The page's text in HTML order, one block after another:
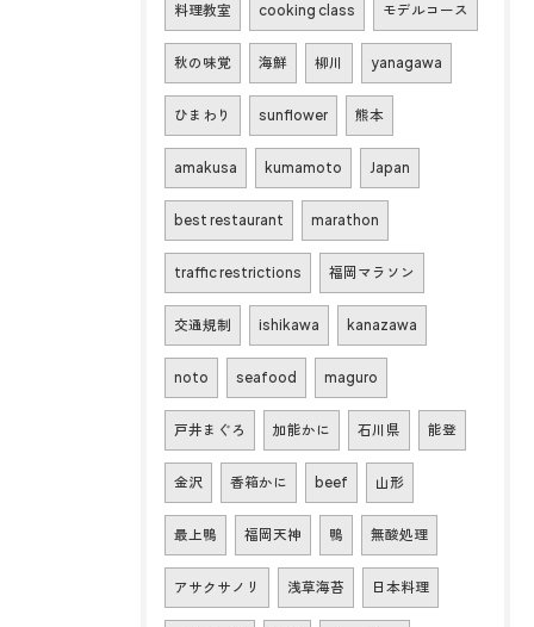
料理教室 cooking class モデルコース
秋の味覚 海鮮 柳川 yanagawa
ひまわり sunflower 熊本
amakusa kumamoto Japan
best restaurant marathon
traffic restrictions 福岡マラソン
交通規制 ishikawa kanazawa
noto seafood maguro
戸井まぐろ 加能かに 石川県 能登
金沢 香箱かに beef 山形
最上鴨 福岡天神 鴨 無酸処理
アサクサノリ 浅草海苔 日本料理